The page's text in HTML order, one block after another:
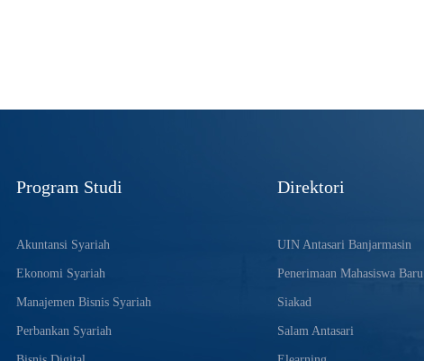
Program Studi
Akuntansi Syariah
Ekonomi Syariah
Manajemen Bisnis Syariah
Perbankan Syariah
Direktori
UIN Antasari Banjarmasin
Penerimaan Mahasiswa Baru
Siakad
Salam Antasari